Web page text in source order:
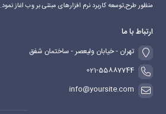
منظور طرح,توسعه کاربرد نرم افزارهای مبتنی بر وب اغاز نمود.
ارتباط با ما
تهران - خیابان ولیعصر - ساختمان شفق
021-55887744
info@yoursite.com